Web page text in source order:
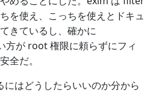
を使え、こっちを使えとドキュ
きているし、確かに
が root 権限に頼らずにフィ
全だ。
はどうしたらいいのか分から